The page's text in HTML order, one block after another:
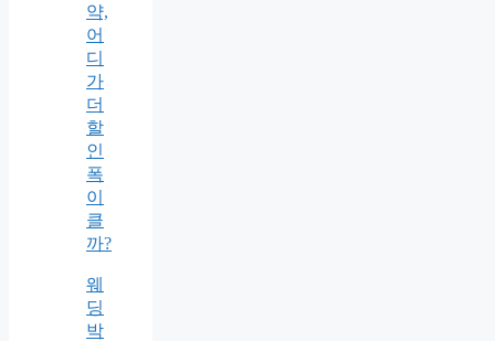
약,
어
디
가
더
할
인
폭
이
클
까?
웨
딩
박